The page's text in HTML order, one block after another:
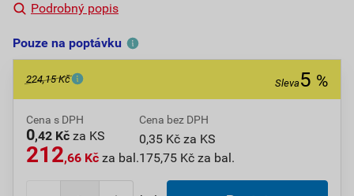
Podrobný popis
Pouze na poptávku
224,15 Kč Sleva 5 %
Cena s DPH
0,42 Kč za KS
212,66 Kč za bal.
Cena bez DPH
0,35 Kč za KS
175,75 Kč za bal.